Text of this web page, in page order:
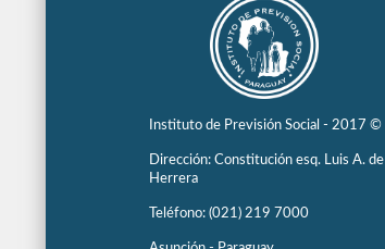
Instituto de Previsión Social - 2017 ©
Dirección: Constitución esq. Luis A. de
Herrera
Teléfono: (021) 219 7000